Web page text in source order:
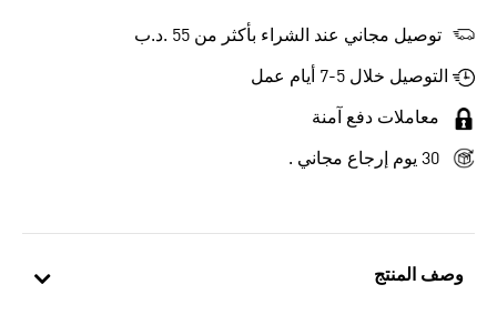
وصف المنتج
توصيل مجاني عند الشراء بأكثر من 55 .د.ب‎
التوصيل خلال 5-7 أيام عمل
معاملات دفع آمنة